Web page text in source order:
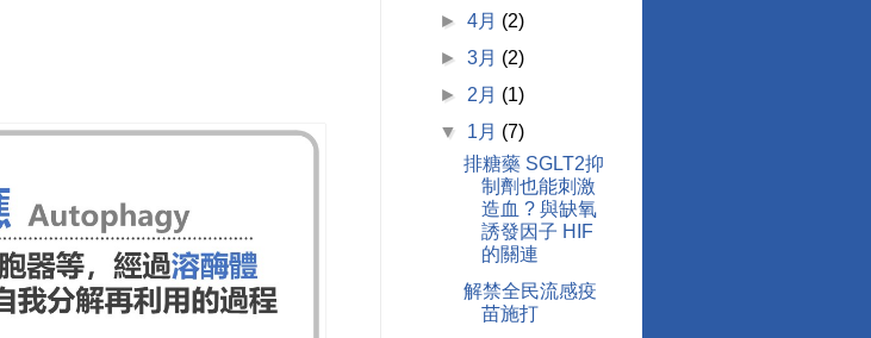
►4月 (2)
►3月 (2)
► 2月 (1)
▼ 1月 (7)
排糖藥 SGLT2抑
制劑也能刺激
造血 ? 與缺氧
誘發因子 HIF
的關連
解禁全民流感疫
苗施打